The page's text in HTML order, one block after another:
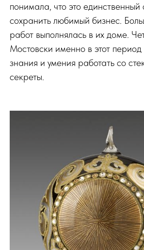
понимала, что это единственный
сохранить любимый бизнес.
работ выполнялась в их доме.
Мостовски именно в этот период
знания и умения работать со
секреты.